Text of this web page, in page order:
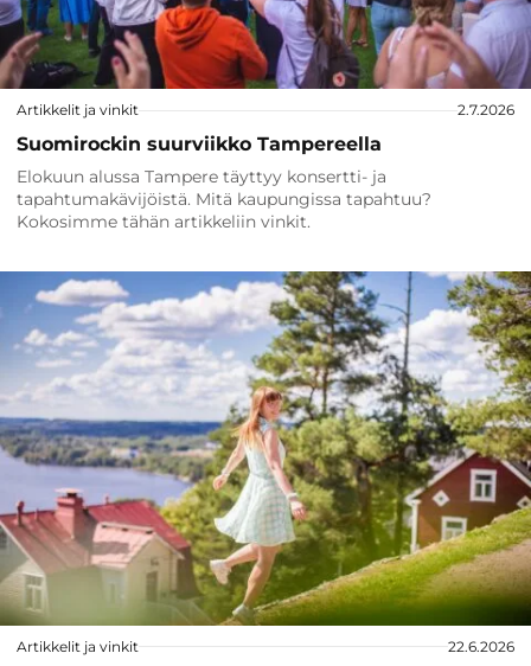
Artikkelit ja vinkit 2.7.2026
Suomirockin suurviikko Tampereella
Elokuun alussa Tampere täyttyy konsertti- ja
tapahtumakävijöistä. Mitä kaupungissa tapahtuu?
Kokosimme tähän artikkeliin vinkit.
Artikkelit ja vinkit 22.6.2026